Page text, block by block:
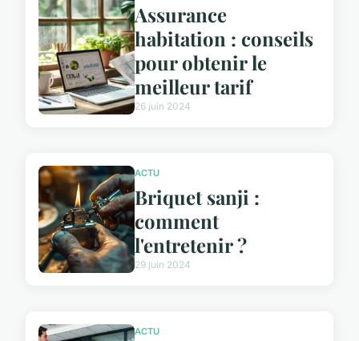
Assurance
habitation : conseils
pour obtenir le
meilleur tarif
26 juin 2024
ACTU
Briquet sanji :
comment
l'entretenir ?
29 juin 2024
ACTU